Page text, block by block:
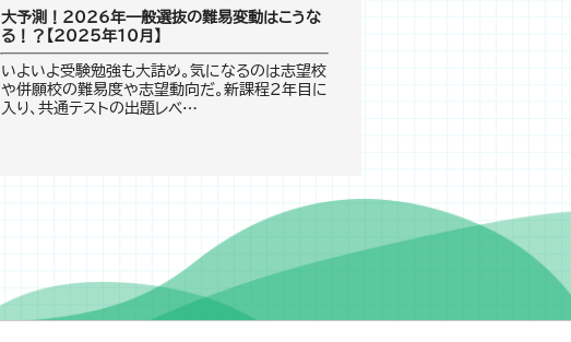
大予測！2026年一般選抜の難易変動はこうな
る！？【2025年10月】
いよいよ受験勉強も大詰め。気になるのは志望校
や併願校の難易度や志望動向だ。新課程2年目に
入り、共通テストの出題レベ…